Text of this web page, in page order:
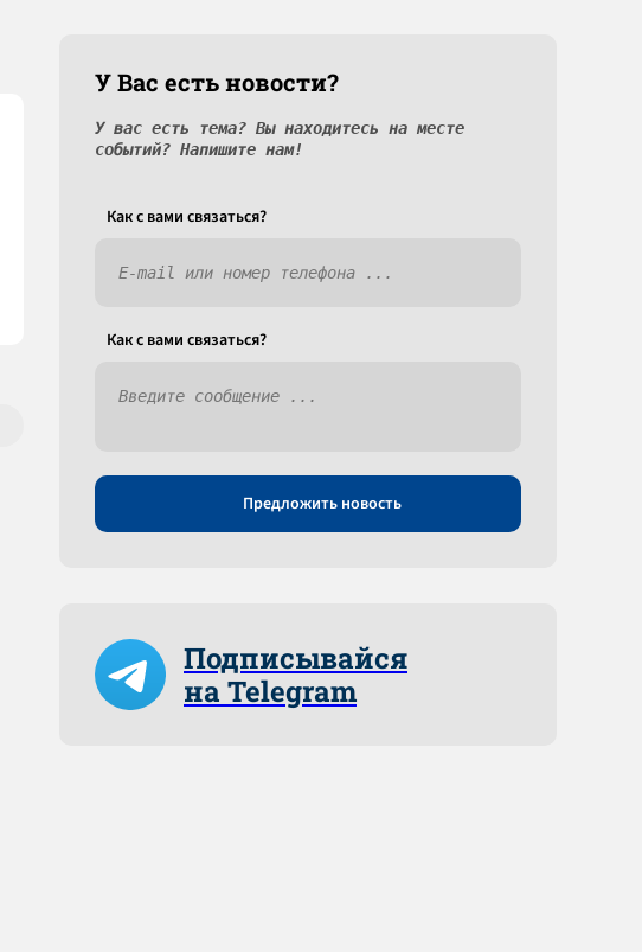
У Вас есть новости?
У вас есть тема? Вы находитесь на месте
событий? Напишите нам!
Как c вами связаться?
Как c вами связаться?
Предложить новость
Подписывайся
на Telegram